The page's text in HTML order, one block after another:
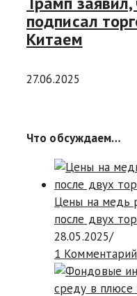
подписал
Китаем
27.06.2025
Что обсуждаем…
Цены на медь
после двух
28.05.2025/
1 Комментарий